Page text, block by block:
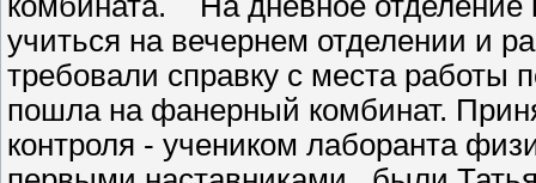
учиться на вечернем отделении и
требовали справку с места
пошла на фанерный комбинат.
контроля - учеником лаборанта